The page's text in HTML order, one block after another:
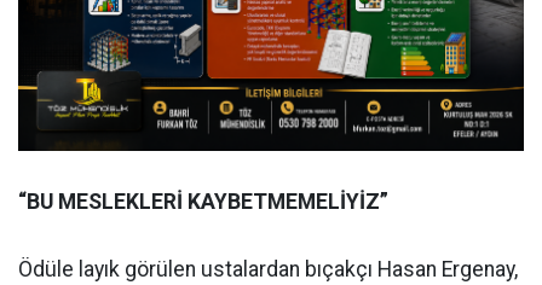
“BU MESLEKLERİ KAYBETMEMELİYİZ”
Ödüle layık görülen ustalardan bıçakçı Hasan Ergenay,